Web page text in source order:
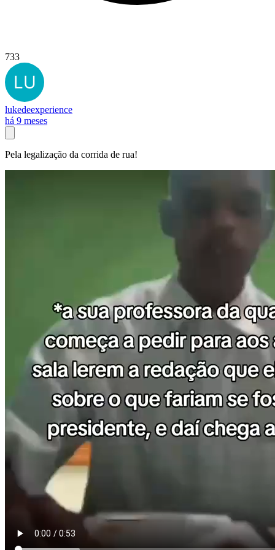
733
lukedeexperience
há 9 meses
Pela legalização da corrida de rua!